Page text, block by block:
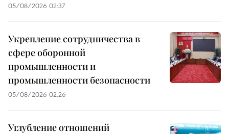
05/08/2026 02:37
Укрепление сотрудничества в
сфере оборонной
промышленности и
промышленности безопасности
05/08/2026 02:26
Углубление отношений